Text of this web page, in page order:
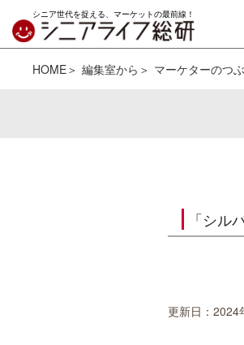
シニア世代を捉える、マーケットの最前線！
HOME 編集室から マーケターのつ
「シル
更新日：2024